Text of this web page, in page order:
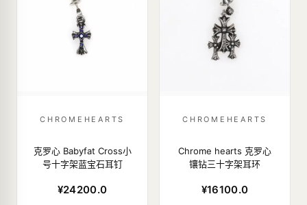
CHROMEHEARTS
克罗心 Babyfat Cross小
号十字架蓝宝石耳钉
¥24200.0
CHROMEHEARTS
Chrome hearts 克罗心
镶钻三十字架耳环
¥16100.0